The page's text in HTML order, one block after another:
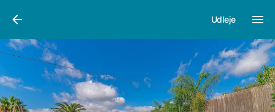
Udleje
Billeder